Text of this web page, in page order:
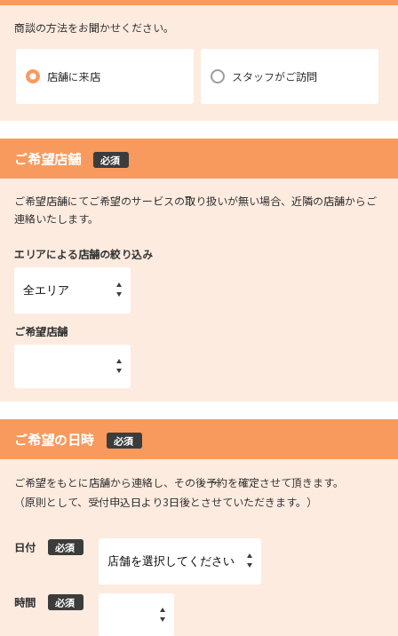
商談の方法をお聞かせください。
店舗に来店 スタッフがご訪問
ご希望店舗 必須
ご希望店舗にてご希望のサービスの取り扱いが無い場合、近隣の店舗からご
連絡いたします。
エリアによる店舗の絞り込み
ご希望店舗
ご希望の日時 必須
ご希望をもとに店舗から連絡し、その後予約を確定させて頂きます。
（原則として、受付申込日より3日後とさせていただきます。）
日付 必須
時間 必須